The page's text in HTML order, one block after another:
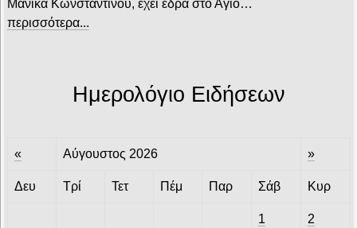
Μανίκα Κωνσταντίνου, έχει έδρα στο Αγιο…
περισσότερα...
Ημερολόγιο Ειδήσεων
« Αύγουστος 2026 »
Δευ Τρί Τετ Πέμ Παρ Σάβ Κυρ
1 2